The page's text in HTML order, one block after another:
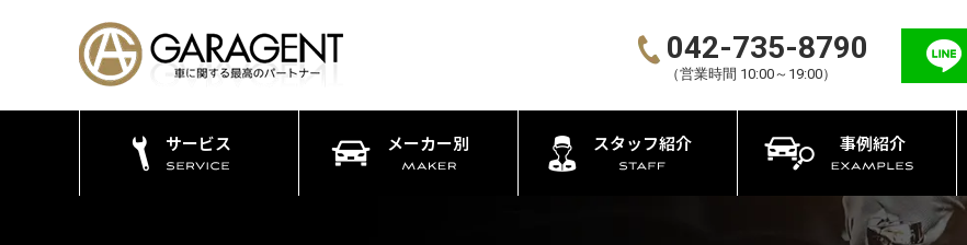
042-735-8790
（営業時間 10:00～19:00）
サービス メーカー別 スタッフ紹介 事例紹介